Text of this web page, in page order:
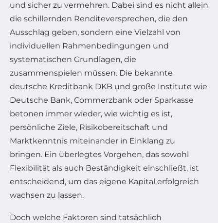
und sicher zu vermehren. Dabei sind es nicht allein
die schillernden Renditeversprechen, die den
Ausschlag geben, sondern eine Vielzahl von
individuellen Rahmenbedingungen und
systematischen Grundlagen, die
zusammenspielen müssen. Die bekannte
deutsche Kreditbank DKB und große Institute wie
Deutsche Bank, Commerzbank oder Sparkasse
betonen immer wieder, wie wichtig es ist,
persönliche Ziele, Risikobereitschaft und
Marktkenntnis miteinander in Einklang zu
bringen. Ein überlegtes Vorgehen, das sowohl
Flexibilität als auch Beständigkeit einschließt, ist
entscheidend, um das eigene Kapital erfolgreich
wachsen zu lassen.
Doch welche Faktoren sind tatsächlich